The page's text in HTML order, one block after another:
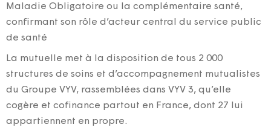
Maladie Obligatoire ou la complémentaire santé,
confirmant son rôle d’acteur central du service public
de santé
La mutuelle met à la disposition de tous 2 000
structures de soins et d’accompagnement mutualistes
du Groupe VYV, rassemblées dans VYV 3, qu’elle
cogère et cofinance partout en France, dont 27 lui
appartiennent en propre.